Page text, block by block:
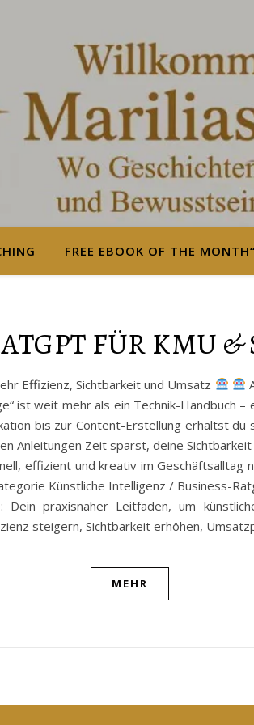
FREE EBOOK OF THE MONTH“
FÜR KMU &
Effizienz, Sichtbarkeit und Umsatz
ist weit mehr als ein Technik-Handbuch
bis zur Content-Erstellung erhältst
Anleitungen Zeit sparst, deine
effizient und kreativ im Geschäftsalltag
Künstliche Intelligenz / Business-
praxisnaher Leitfaden, um
steigern, Sichtbarkeit erhöhen,
MEHR